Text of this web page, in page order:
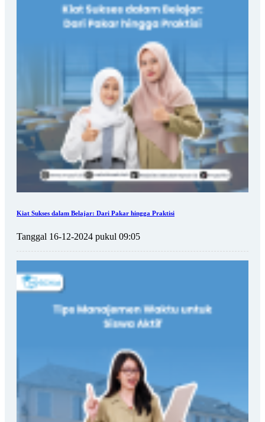
Kiat Sukses dalam Belajar: Dari Pakar hingga Praktisi
Tanggal 16-12-2024 pukul 09:05